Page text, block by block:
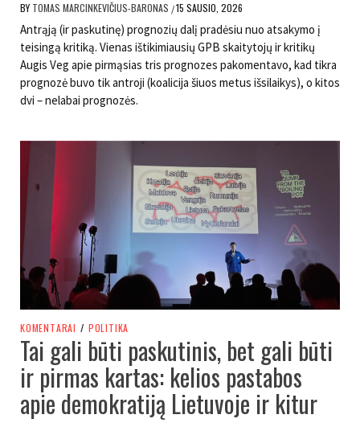
BY TOMAS MARCINKEVIČIUS-BARONAS /15 SAUSIO, 2026
Antrąją (ir paskutinę) prognozių dalį pradėsiu nuo atsakymo į
teisingą kritiką. Vienas ištikimiausių GPB skaitytojų ir kritikų
Augis Veg apie pirmąsias tris prognozes pakomentavo, kad tikra
prognozė buvo tik antroji (koalicija šiuos metus išsilaikys), o kitos
dvi – nelabai prognozės.
KOMENTARAI / POLITIKA
Tai gali būti paskutinis, bet gali būti
ir pirmas kartas: kelios pastabos
apie demokratiją Lietuvoje ir kitur